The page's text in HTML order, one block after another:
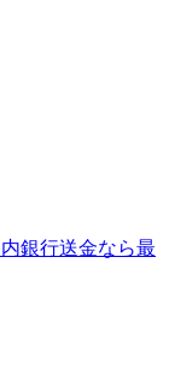
銀行送金なら最